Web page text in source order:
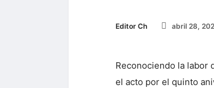
Editor Ch abril 28,
Reconociendo la labor
el acto por el quinto